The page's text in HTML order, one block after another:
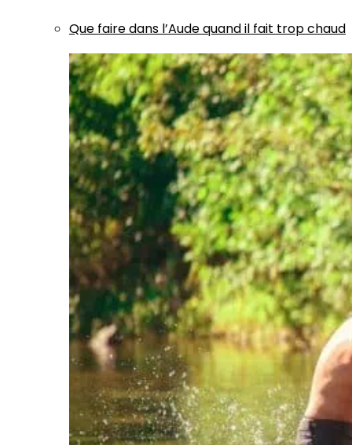
Que faire dans l’Aude quand il fait trop chaud